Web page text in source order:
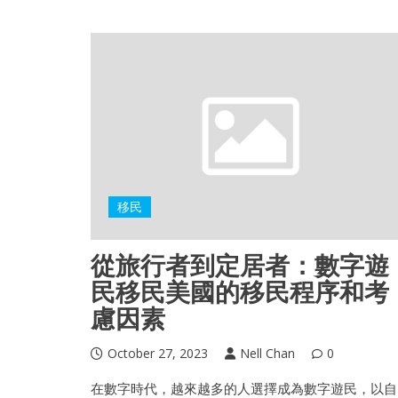
移民
從旅行者到定居者：數字遊
民移民美國的移民程序和考
慮因素
October 27, 2023 Nell Chan 0
在數字時代，越來越多的人選擇成為數字遊民，以